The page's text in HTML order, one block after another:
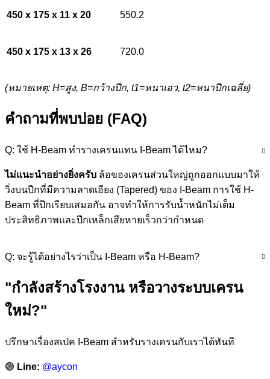
450 x 175 x 11 x 20 550.2
450 x 175 x 13 x 26 720.0
(หมายเหตุ: H=สูง, B=กว้างปีก, t1=หนาเอว, t2=หนาปีกเฉลี่ย)
คำถามที่พบบ่อย (FAQ)
Q: ใช้ H-Beam ทำรางเครนแทน I-Beam ได้ไหม?
ไม่แนะนำอย่างยิ่งครับ ล้อของเครนส่วนใหญ่ถูกออกแบบมาให้
วิ่งบนปีกที่มีความลาดเอียง (Tapered) ของ I-Beam การใช้ H-
Beam ที่ปีกเรียบเสมอกัน อาจทำให้การรับน้ำหนักไม่เต็ม
ประสิทธิภาพและปีกเหล็กเสียหายเร็วกว่ากำหนด
Q: จะรู้ได้อย่างไรว่าเป็น I-Beam หรือ H-Beam?
"กำลังสร้างโรงงาน หรือวางระบบเครน
ใหม่?"
ปรึกษาเรื่องสเปค I-Beam สำหรับรางเครนกับเราได้ทันที
🟢 Line: @aycon